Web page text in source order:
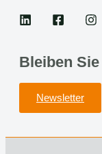
Bleiben
Newsletter